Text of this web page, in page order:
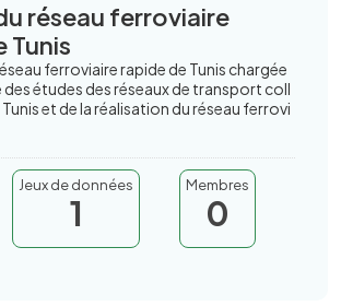
réseau ferroviaire
Tunis
ferroviaire rapide de Tunis chargée
des études des réseaux de transport coll
et de la réalisation du réseau ferrovi
Jeux de données
1
Membres
0